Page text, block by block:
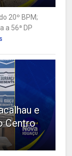
20º BPM;
a 56ª DP
e
Centro